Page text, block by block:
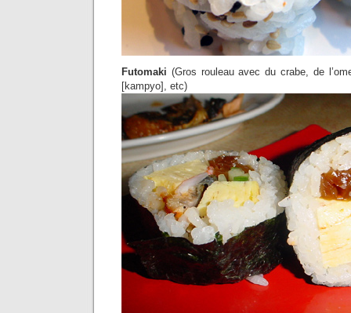
Futomaki (Gros rouleau avec du crabe, de
[kampyo], etc)